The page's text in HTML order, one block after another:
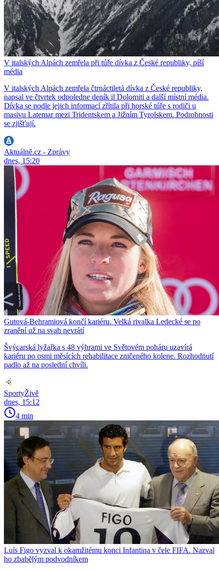
V italských Alpách zemřela při túře dívka z České republiky, píší
média
V italských Alpách zemřela čtrnáctiletá dívka z České republiky,
napsal ve čtvrtek odpoledne deník il Dolomiti a další místní média.
Dívka se podle jejich informací zřítila při horské túře s rodiči u
masivu Latemar mezi Tridentskem a Jižním Tyrolskem. Podrobnosti
se zjišťují.
Aktuálně.cz - Zprávy
dnes, 15:20
Gutová-Behramiová končí kariéru. Velká rivalka Ledecké se po
zranění už na svah nevrátí
Švýcarská lyžařka s 48 výhrami ve Světovém poháru uzavírá
kariéru po osmi měsících rehabilitace zničeného kolene. Rozhodnutí
padlo až na poslední chvíli.
SportyŽivě
dnes, 15:12
4 min
Luís Figo vyzval k okamžitému konci Infantina v čele FIFA. Nazval
ho zbabělým podvodníkem